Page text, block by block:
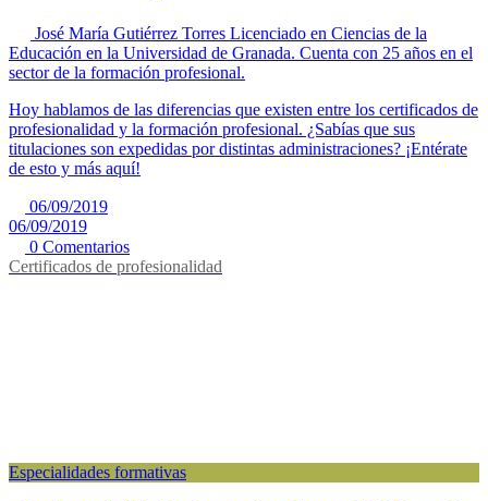
José María Gutiérrez Torres Licenciado en Ciencias de la
Educación en la Universidad de Granada. Cuenta con 25 años en el
sector de la formación profesional.
Hoy hablamos de las diferencias que existen entre los certificados de
profesionalidad y la formación profesional. ¿Sabías que sus
titulaciones son expedidas por distintas administraciones? ¡Entérate
de esto y más aquí!
06/09/2019
06/09/2019
0 Comentarios
Certificados de profesionalidad
Especialidades formativas